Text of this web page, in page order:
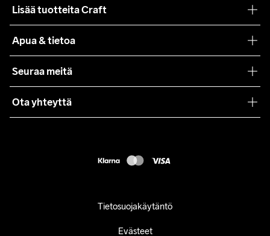
Lisää tuotteita Craft
Yhteistyöt
Lehdistö
Apua & tietoa
Käyttöehdot
Asiakaspalvelu
Seuraa meitä
Ota yhteyttä
Tietosuojakäytäntö
Evästeet